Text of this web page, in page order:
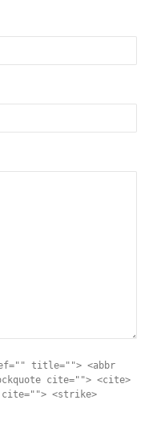
title=""> <abbr
cite=""> <cite>
cite=""> <strike>